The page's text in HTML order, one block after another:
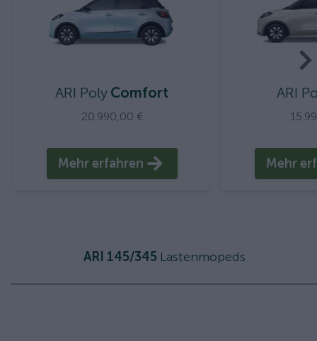
ARI Poly Comfort
20.990,00 €
Mehr erfahren
ARI
Mehr
ARI 145/345 Lastenmopeds